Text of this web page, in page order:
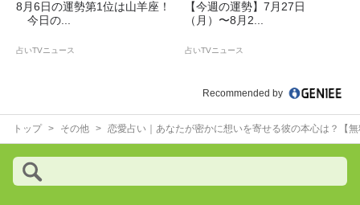
8月6日の運勢第1位は山羊座！
今日の...
占いTVニュース
【今週の運勢】7月27日
（月）〜8月2...
占いTVニュース
Recommended by
トップ その他 恋愛占い｜あなたが密かに想いを寄せる彼の本心は？【